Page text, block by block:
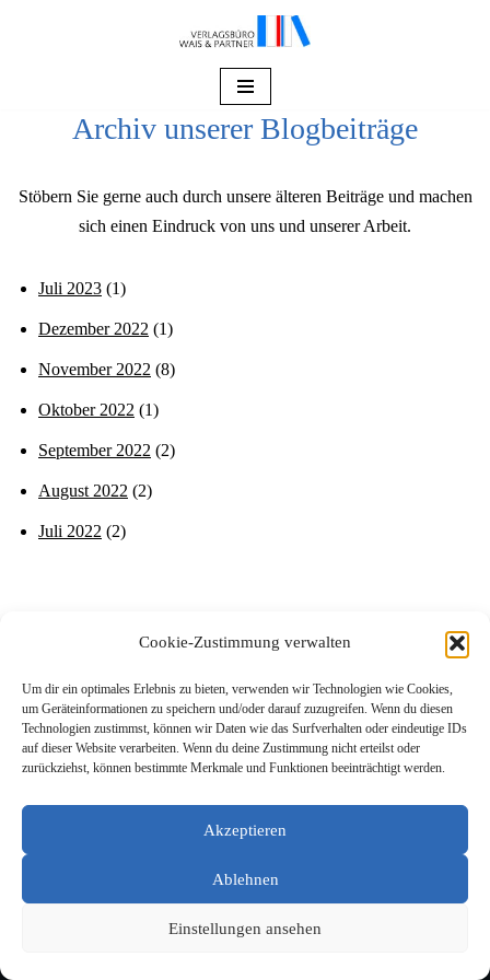
Cookie-Zustimmung verwalten
Um dir ein optimales Erlebnis zu bieten, verwenden wir Technologien wie Cookies,
um Geräteinformationen zu speichern und/oder darauf zuzugreifen. Wenn du diesen
Technologien zustimmst, können wir Daten wie das Surfverhalten oder eindeutige IDs
auf dieser Website verarbeiten. Wenn du deine Zustimmung nicht erteilst oder
zurückziehst, können bestimmte Merkmale und Funktionen beeinträchtigt werden.
Akzeptieren
Ablehnen
Einstellungen ansehen
Archiv unserer Blogbeiträge
Stöbern Sie gerne auch durch unsere älteren Beiträge und machen
sich einen Eindruck von uns und unserer Arbeit.
Juli 2023 (1)
Dezember 2022 (1)
November 2022 (8)
Oktober 2022 (1)
September 2022 (2)
August 2022 (2)
Juli 2022 (2)